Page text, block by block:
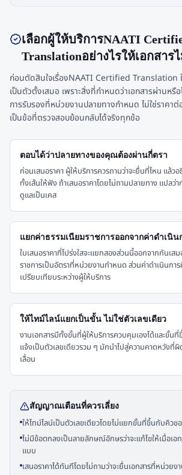
เลือกผู้ให้บริการNAATI
Translationอย่างไรให้เอกสาร
ก่อนตัดสินใจเรื่องNAATI Certified Translation ใ
เป็นตัวตั้งเสมอ เพราะสิ่งที่กำหนดว่าเอกสารผ่านหรื
การรับรองที่หน่วยงานปลายทางกำหนด ไม่ใช่ราคา
เป็นข้อที่ตรวจสอบย้อนกลับได้จริงทุกข้อ
ตอบได้ว่าปลายทางของคุณต้องผ่านกี่ตรา
ก่อนเสนอราคา ผู้ให้บริการควรถามว่าจะยื่นที่ไหน แล้ว
ทั้งเส้นให้ฟัง ถ้าเสนอราคาโดยไม่ถามปลายทาง แปลว่
ดูแลเป็นเคส
แยกค่าธรรมเนียมราชการออกจากค่าดำเนิน
ใบเสนอราคาที่โปร่งใสจะแยกสองส่วนนี้ออกจากกันเสม
ราชการเป็นอัตราที่หน่วยงานกำหนด ส่วนค่าดำเนินก
เปรียบเทียบระหว่างผู้ให้บริการ
ให้ไทม์ไลน์แยกเป็นขั้น ไม่ใช่ตัวเลขเดียว
งานเอกสารมีทั้งขั้นที่ผู้ให้บริการควบคุมเองได้และขั้นที่
แจ้งเป็นตัวเลขเดียวรวม ๆ มักนำไปสู่ความคาดหวังที่
เลื่อน
สัญญาณเตือนที่ควรเลี่ยง
ให้ไทม์ไลน์เป็นตัวเลขเดียวโดยไม่แยกขั้นที่ขึ้นกับคิวข
ไม่มีข้อตกลงเป็นลายลักษณ์อักษรว่าจะแก้ไขให้เมื่อเอ
แบบ
เสนอราคาได้ทันทีโดยไม่ถามว่าจะยื่นเอกสารที่หน่วยง